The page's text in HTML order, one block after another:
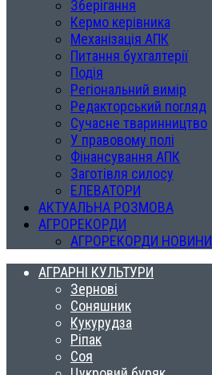
Зберігання
Кермо керівника
Механізація АПК
Питання бухгалтерії
Подія
Регіональний вимір
Редакторський погляд
Сучасне тваринництво
У правовому полі
Фінансування АПК
Заготівля силосу
ЕЛЕВАТОРИ
АКТУАЛЬНА РОЗМОВА
АГРОРЕКОРДИ
АГРОРЕКОРДИ НОВИНИ
АГРАРНІ КУЛЬТУРИ
Зернові
Соняшник
Кукурудза
Ріпак
Соя